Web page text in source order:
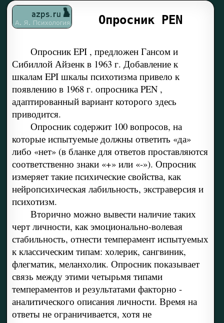
Опросник PEN
Опросник EPI , предложен Гансом и
Сибиллой Айзенк в 1963 г. Добавление к
шкалам EPI шкалы психотизма привело к
появлению в 1968 г. опросника PEN ,
адаптированный вариант которого здесь
приводится.
Опросник содержит 100 вопросов, на
которые испытуемые должны ответить «да»
либо «нет» (в бланке для ответов проставляются
соответственно знаки «+» или «-»). Опросник
измеряет такие психические свойства, как
нейропсихическая лабильность, экстраверсия и
психотизм.
Вторично можно вывести наличие таких
черт личности, как эмоционально-волевая
стабильность, отнести темперамент испытуемых
к классическим типам: холерик, сангвиник,
флегматик, меланхолик. Опросник показывает
связь между этими четырьмя типами
темпераментов и результатами факторно -
аналитического описания личности. Время на
ответы не ограничивается, хотя не